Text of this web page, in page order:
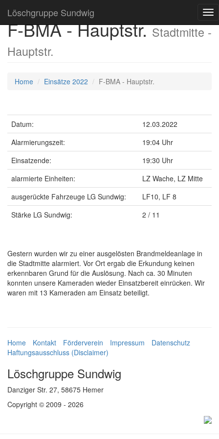
Löschgruppe Sundwig
F-BMA - Hauptstr.Stadtmitte -
Hauptstr.
Home Einsätze 2022 F-BMA - Hauptstr.
Datum:
12.03.2022
Alarmierungszeit:
19:04 Uhr
Einsatzende:
19:30 Uhr
alarmierte Einheiten:
LZ Wache, LZ Mitte
ausgerückte Fahrzeuge LG Sundwig:
LF10, LF 8
Stärke LG Sundwig:
2 / 11
Gestern wurden wir zu einer ausgelösten Brandmeldeanlage in
die Stadtmitte alarmiert. Vor Ort ergab die Erkundung keinen
erkennbaren Grund für die Auslösung. Nach ca. 30 Minuten
konnten unsere Kameraden wieder Einsatzbereit einrücken. Wir
waren mit 13 Kameraden am Einsatz beteiligt.
Home Kontakt Förderverein Impressum
Datenschutz
Haftungsausschluss (Disclaimer)
Löschgruppe Sundwig
Danziger Str. 27, 58675 Hemer
Copyright © 2009 - 2026